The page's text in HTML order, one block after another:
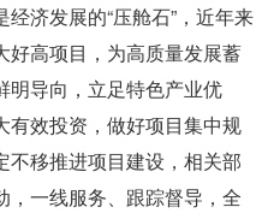
济发展的“压舱石”，近年来
好高项目，为高质量发展蓄
明导向，立足特色产业优
有效投资，做好项目集中规
不移推进项目建设，相关部
，一线服务、跟踪督导，全